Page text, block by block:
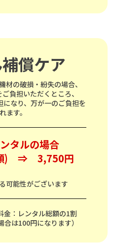
償ケア
材の破損・紛失の場合、
負担いただくところ、
なり、万が一のご負担を
ます。
タルの場合
額) ⇒ 3,750円
可能性がございます
金：レンタル総額の1割
合は100円になります）